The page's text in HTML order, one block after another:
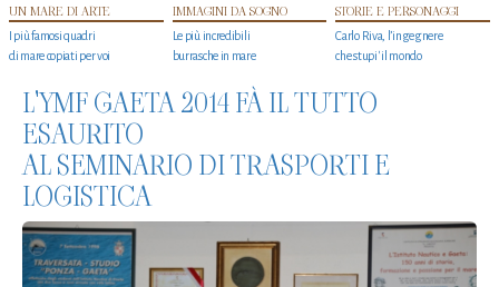
UN MARE DI ARTE
I più famosi quadri
di mare copiati per voi
IMMAGINI DA SOGNO
Le più incredibili
burrasche in mare
STORIE E PERSONAGGI
Carlo Riva, l’ingegnere
che stupi' il mondo
L'YMF GAETA 2014 FÀ IL TUTTO
ESAURITO
AL SEMINARIO DI TRASPORTI E
LOGISTICA